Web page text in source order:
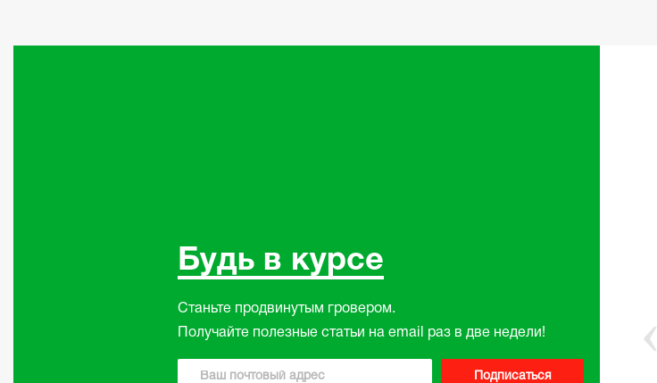
Будь в курсе
Станьте продвинутым гровером.
Получайте полезные статьи на email раз в две недели!
Подписаться
☆
☆
☆
☆
02.09.2024